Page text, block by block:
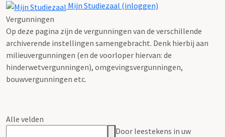
Mijn Studiezaal (inloggen)
Vergunningen
Op deze pagina zijn de vergunningen van de verschillende
archiverende instellingen samengebracht. Denk hierbij aan
milieuvergunningen (en de voorloper hiervan: de
hinderwetvergunningen), omgevingsvergunningen,
bouwvergunningen etc.
Alle velden
Door leestekens in uw